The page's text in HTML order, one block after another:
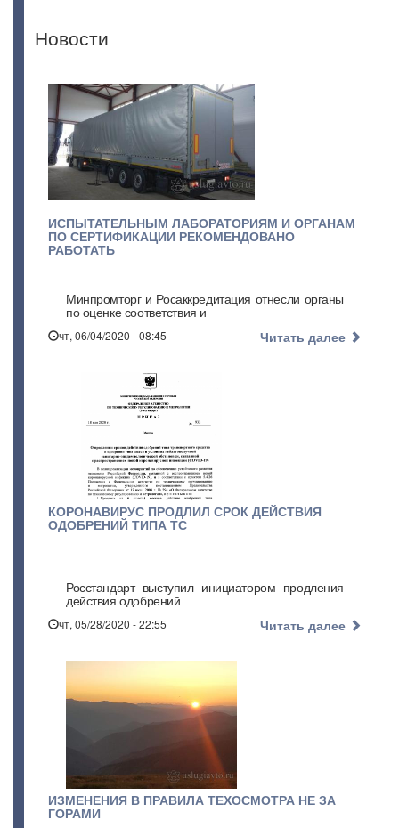
Новости
ИСПЫТАТЕЛЬНЫМ ЛАБОРАТОРИЯМ И ОРГАНАМ
ПО СЕРТИФИКАЦИИ РЕКОМЕНДОВАНО
РАБОТАТЬ
Минпромторг и Росаккредитация отнесли органы
по оценке соответствия и
чт, 06/04/2020 - 08:45 Читать далее
КОРОНАВИРУС ПРОДЛИЛ СРОК ДЕЙСТВИЯ
ОДОБРЕНИЙ ТИПА ТС
Росстандарт выступил инициатором продления
действия одобрений
чт, 05/28/2020 - 22:55 Читать далее
ИЗМЕНЕНИЯ В ПРАВИЛА ТЕХОСМОТРА НЕ ЗА
ГОРАМИ